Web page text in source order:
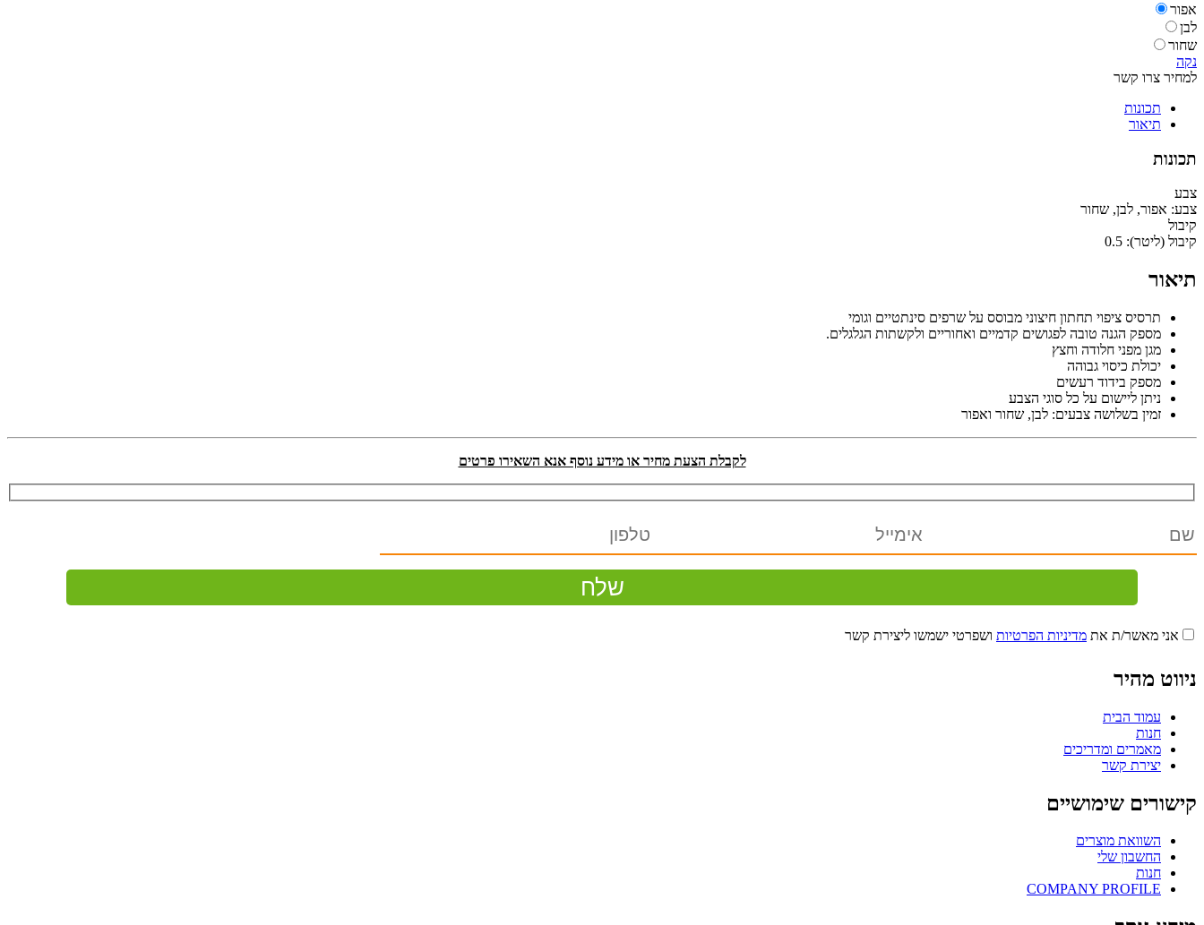
אפור
לבן
שחור
נקה
למחיר צרו קשר
תכונות
תיאור
תכונות
צבע
צבע: אפור, לבן, שחור
קיבול
קיבול (ליטר): 0.5
תיאור
תרסיס ציפוי תחתון חיצוני מבוסס על שרפים סינתטיים וגומי
מספק הגנה טובה לפגושים קדמיים ואחוריים ולקשתות הגלגלים.
מגן מפני חלודה וחצץ
יכולת כיסוי גבוהה
מספק בידוד רעשים
ניתן ליישום על כל סוגי הצבע
זמין בשלושה צבעים: לבן, שחור ואפור
לקבלת הצעת מחיר או מידע נוסף אנא השאירו פרטים
אני מאשר/ת את מדיניות הפרטיות ושפרטי ישמשו ליצירת קשר
ניווט מהיר
עמוד הבית
חנות
מאמרים ומדריכים
יצירת קשר
קישורים שימושיים
השוואת מוצרים
החשבון שלי
חנות
COMPANY PROFILE